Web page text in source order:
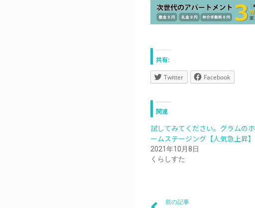
共有:
Twitter Facebook
関連
試してみてください。グラムのホ
ームステージング【人気急上昇】
2021年10月8日
くらしすた
前の記事